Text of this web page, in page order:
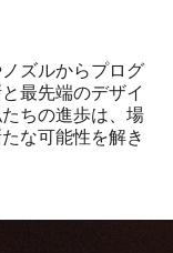
ズルからプログ
最先端のデザイ
ちの進歩は、場
な可能性を解き